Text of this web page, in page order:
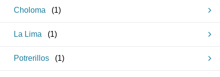
Choloma (1)
La Lima (1)
Potrerillos (1)